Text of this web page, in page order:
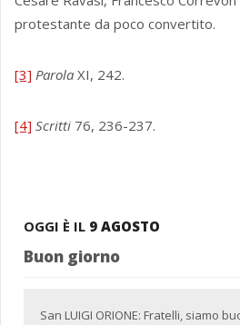
protestante da poco convertito.
[3] Parola XI, 242.
[4] Scritti 76, 236-237.
OGGI È IL 9 AGOSTO
Buon giorno
San LUIGI ORIONE: Fratelli, siamo